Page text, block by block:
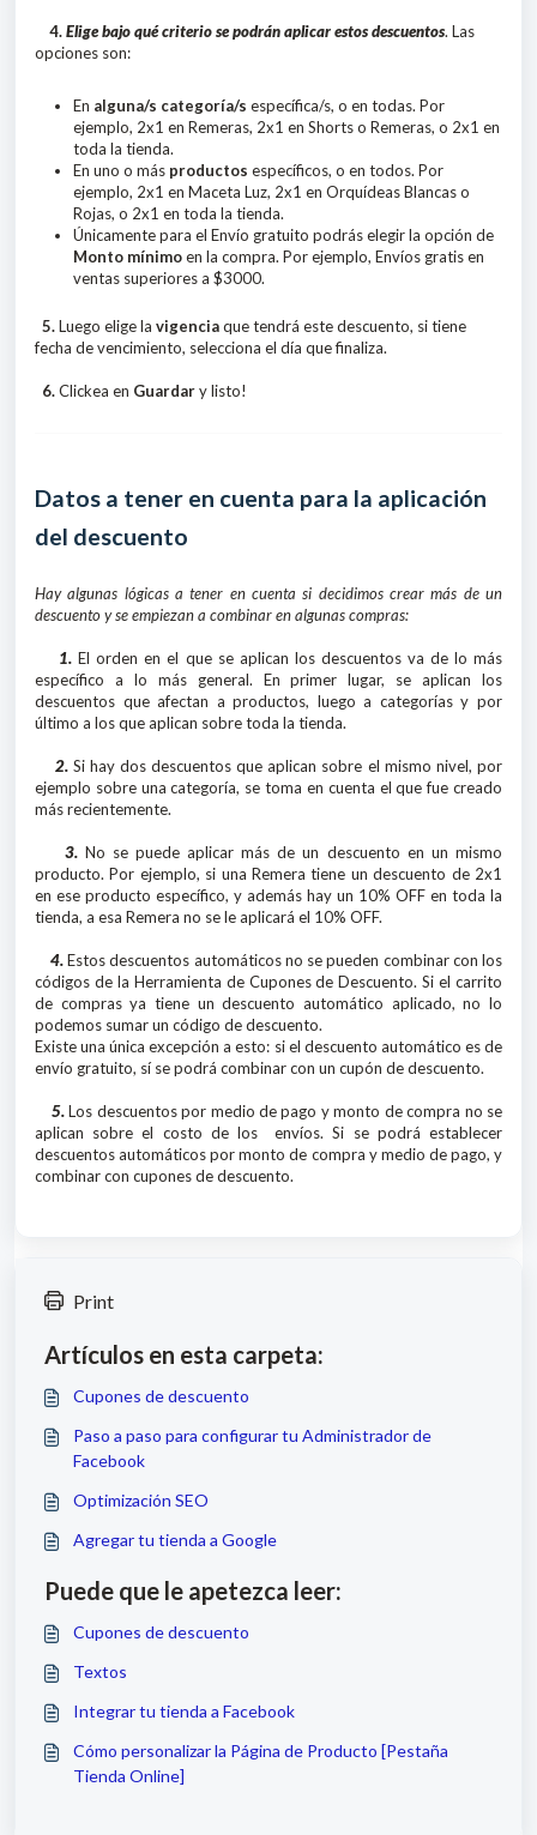
4.Elige bajo qué criterio se podrán aplicar estos descuentos. Las
opciones son:
En alguna/s categoría/s específica/s, o en todas. Por
ejemplo, 2x1 en Remeras, 2x1 en Shorts o Remeras, o 2x1 en
toda la tienda.
En uno o más productos específicos, o en todos. Por
ejemplo, 2x1 en Maceta Luz, 2x1 en Orquídeas Blancas o
Rojas, o 2x1 en toda la tienda.
Únicamente para el Envío gratuito podrás elegir la opción de
Monto mínimoen la compra. Por ejemplo, Envíos gratis en
ventas superiores a $3000.
5.Luego elige la vigenciaque tendrá este descuento, si tiene
fecha de vencimiento, selecciona el día que finaliza.
6.Clickea en Guardary listo!
Datos a tener en cuenta para la aplicación
del descuento
Hay algunas lógicas a tener en cuenta si decidimos crear más de un
descuento y se empiezan a combinar en algunas compras:
1.El orden en el que se aplican los descuentos va de lo más
específico a lo más general. En primer lugar, se aplican los
descuentos que afectan a productos, luego a categorías y por
último a los que aplican sobre toda la tienda.
2. Si hay dos descuentos que aplican sobre el mismo nivel, por
ejemplo sobre una categoría, se toma en cuenta el que fue creado
más recientemente.
3. No se puede aplicar más de un descuento en un mismo
producto. Por ejemplo, si una Remera tiene un descuento de 2x1
en ese producto específico, y además hay un 10% OFF en toda la
tienda, a esa Remera no se le aplicará el 10% OFF.
4.Estos descuentos automáticos no se pueden combinar con los
códigos de la Herramienta de Cupones de Descuento. Si el carrito
de compras ya tiene un descuento automático aplicado, no lo
podemos sumar un código de descuento.
Existe una única excepción a esto: si el descuento automático es de
envío gratuito, sí se podrá combinar con un cupón de descuento.
5.Los descuentos por medio de pago y monto de compra no se
aplican sobre el costo de los envíos. Si se podrá establecer
descuentos automáticos por monto de compra y medio de pago, y
combinar con cupones de descuento.
Print
Artículos en esta carpeta:
Cupones de descuento
Paso a paso para configurar tu Administrador de
Facebook
Optimización SEO
Agregar tu tienda a Google
Puede que le apetezca leer:
Cupones de descuento
Textos
Integrar tu tienda a Facebook
Cómo personalizar la Página de Producto [Pestaña
Tienda Online]